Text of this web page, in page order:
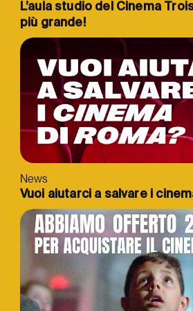
L’aula studio del Cinema
più grande!
News
Vuoi aiutarci a salvare i